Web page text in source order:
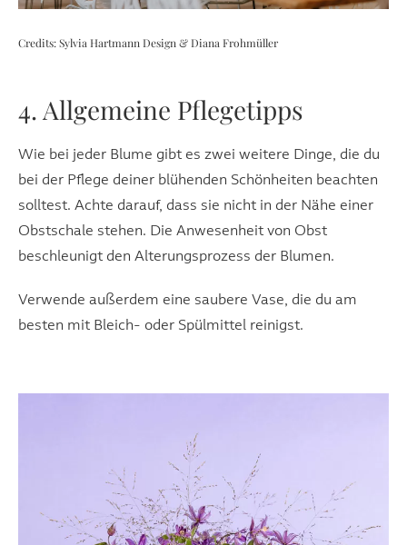
Credits: Sylvia Hartmann Design & Diana Frohmüller
4. Allgemeine Pflegetipps
Wie bei jeder Blume gibt es zwei weitere Dinge, die du
bei der Pflege deiner blühenden Schönheiten beachten
solltest. Achte darauf, dass sie nicht in der Nähe einer
Obstschale stehen. Die Anwesenheit von Obst
beschleunigt den Alterungsprozess der Blumen.
Verwende außerdem eine saubere Vase, die du am
besten mit Bleich- oder Spülmittel reinigst.